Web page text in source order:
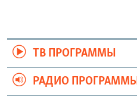
ТВ ПРОГРАММЫ
РАДИО ПРОГРАММЫ